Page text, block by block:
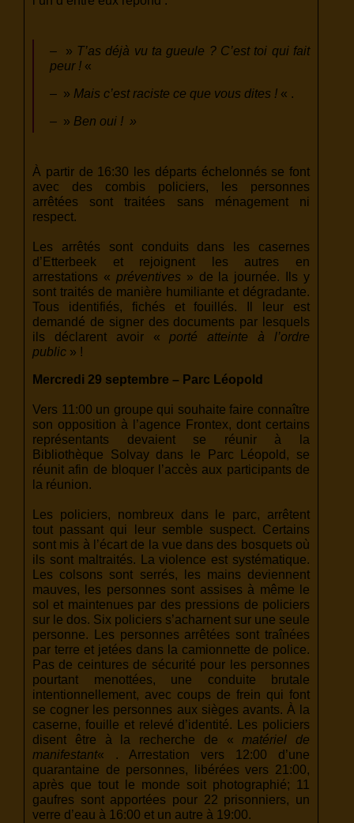
– » T’as déjà vu ta gueule ? C’est toi qui fait
peur ! «
– » Mais c’est raciste ce que vous dites ! « .
– » Ben oui ! »
À partir de 16:30 les départs échelonnés se font
avec des combis policiers, les personnes
arrêtées sont traitées sans ménagement ni
respect.
Les arrêtés sont conduits dans les casernes
d’Etterbeek et rejoignent les autres en
arrestations « préventives» de la journée. Ils y
sont traités de manière humiliante et dégradante.
Tous identifiés, fichés et fouillés. Il leur est
demandé de signer des documents par lesquels
ils déclarent avoir «porté atteinte à l’ordre
public » !
Mercredi 29 septembre – Parc Léopold
Vers 11:00 un groupe qui souhaite faire connaître
son opposition à l’agence Frontex, dont certains
représentants devaient se réunir à la
Bibliothèque Solvay dans le Parc Léopold, se
réunit afin de bloquer l’accès aux participants de
la réunion.
Les policiers, nombreux dans le parc, arrêtent
tout passant qui leur semble suspect. Certains
sont mis à l’écart de la vue dans des bosquets où
ils sont maltraités. La violence est systématique.
Les colsons sont serrés, les mains deviennent
mauves, les personnes sont assises à même le
sol et maintenues par des pressions de policiers
sur le dos. Six policiers s’acharnent sur une seule
personne. Les personnes arrêtées sont traînées
par terre et jetées dans la camionnette de police.
Pas de ceintures de sécurité pour les personnes
pourtant menottées, une conduite brutale
intentionnellement, avec coups de frein qui font
se cogner les personnes aux sièges avants. À la
caserne, fouille et relevé d’identité. Les policiers
disent être à la recherche de «matériel de
manifestant« . Arrestation vers 12:00 d’une
quarantaine de personnes, libérées vers 21:00,
après que tout le monde soit photographié; 11
gaufres sont apportées pour 22 prisonniers, un
verre d’eau à 16:00 et un autre à 19:00.